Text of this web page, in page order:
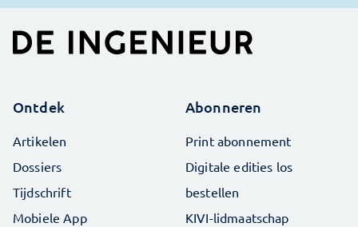
Ontdek
Artikelen
Dossiers
Tijdschrift
Mobiele App
Abonneren
Print abonnement
Digitale edities los
bestellen
KIVI-lidmaatschap